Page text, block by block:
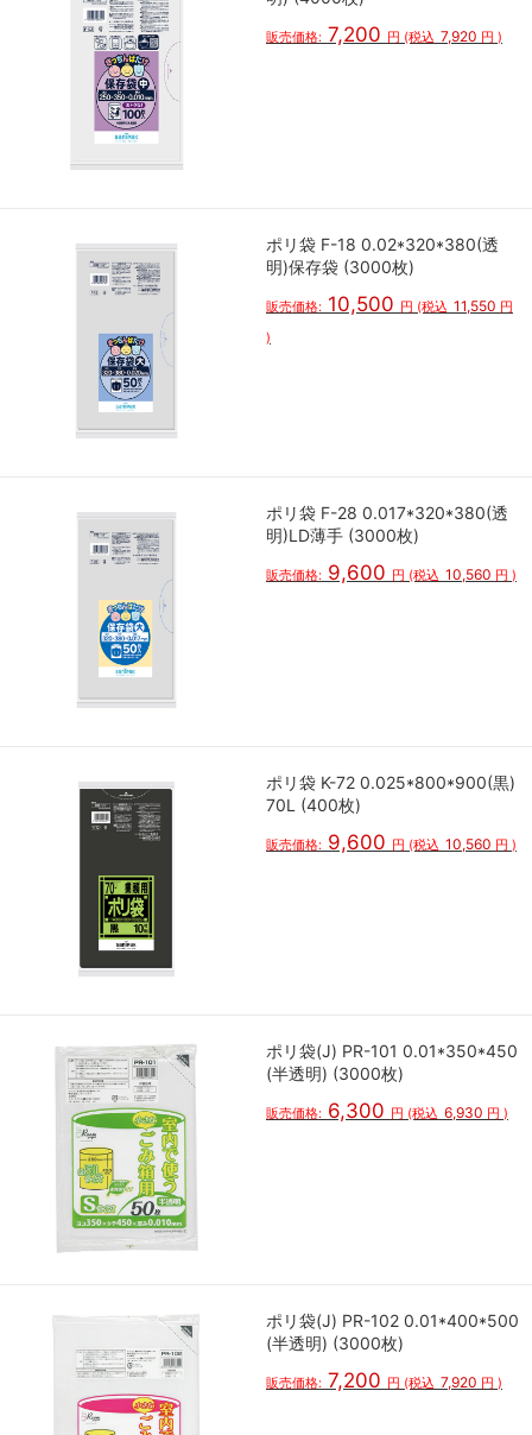
販売価格: 7,200 円 (税込 7,920 円 )
ポリ袋 F-18 0.02*320*380(透
明)保存袋 (3000枚)
販売価格: 10,500 円 (税込 11,550 円
)
ポリ袋 F-28 0.017*320*380(透
明)LD薄手 (3000枚)
販売価格: 9,600 円 (税込 10,560 円 )
ポリ袋 K-72 0.025*800*900(黒)
70L (400枚)
販売価格: 9,600 円 (税込 10,560 円 )
ポリ袋(J) PR-101 0.01*350*450
(半透明) (3000枚)
販売価格: 6,300 円 (税込 6,930 円 )
ポリ袋(J) PR-102 0.01*400*500
(半透明) (3000枚)
販売価格: 7,200 円 (税込 7,920 円 )